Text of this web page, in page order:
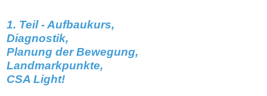
1. Teil - Aufbaukurs,
Diagnostik,
Planung der Bewegung,
Landmarkpunkte,
CSA Light!